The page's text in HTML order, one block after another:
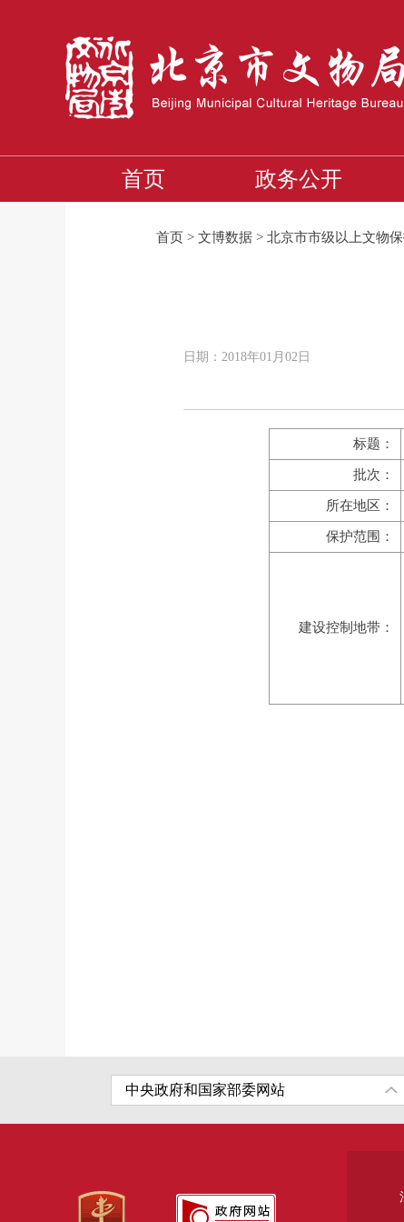
首页 政务公开
首页 > 文博数据 > 北京市市级以上文物
日期：2018年01月02日
标题：
批次：
所在地区：
保护范围：
建设控制地带：